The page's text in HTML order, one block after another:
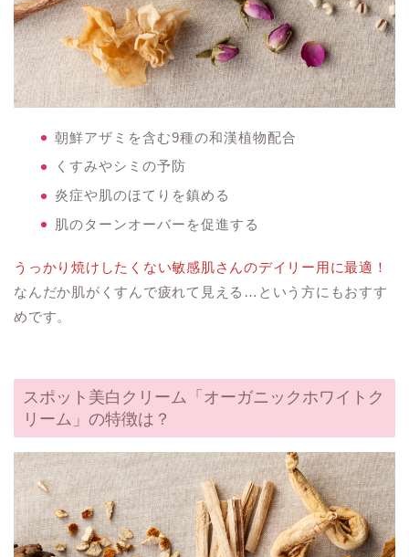
朝鮮アザミを含む9種の和漢植物配合
くすみやシミの予防
炎症や肌のほてりを鎮める
肌のターンオーバーを促進する
うっかり焼けしたくない敏感肌さんのデイリー用に最適！
なんだか肌がくすんで疲れて見える…という方にもおすす
めです。
スポット美白クリーム「オーガニックホワイトク
リーム」の特徴は？